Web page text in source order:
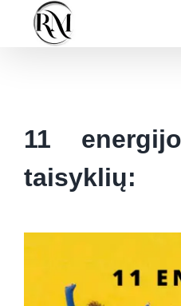
11
taisyklių: